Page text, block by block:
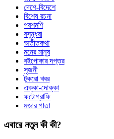
দেশে-বিদেশে
বিশেষ রচনা
পরশমণি
বসুন্ধরা
অতীতকথা
মনের মানুষ
বইপোকার দপ্তর
সৃজনী
টুকরো খবর
এক্কা-দোক্কা
ফটোগ্রাফি
মজার পাতা
এবারে নতুন কী কী?